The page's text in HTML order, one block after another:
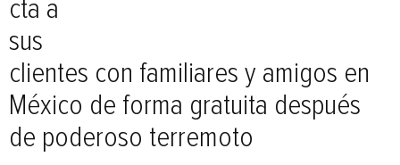
cta a
sus
clientes con familiares y amigos en
México de forma gratuita después
de poderoso terremoto